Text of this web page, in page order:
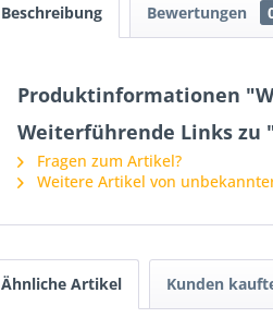
Beschreibung Bewertungen
Produktinformationen
Weiterführende Links zu
Fragen zum Artikel?
Weitere Artikel von
Ähnliche Artikel Kunden